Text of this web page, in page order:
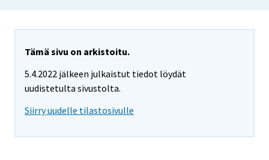
Tämä sivu on arkistoitu.
5.4.2022 jälkeen julkaistut tiedot löydät
uudistetulta sivustolta.
Siirry uudelle tilastosivulle